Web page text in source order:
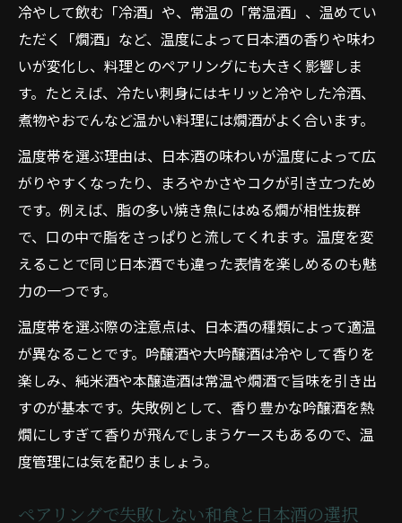
冷やして飲む「冷酒」や、常温の「常温酒」、温めてい
ただく「燗酒」など、温度によって日本酒の香りや味わ
いが変化し、料理とのペアリングにも大きく影響しま
す。たとえば、冷たい刺身にはキリッと冷やした冷酒、
煮物やおでんなど温かい料理には燗酒がよく合います。
温度帯を選ぶ理由は、日本酒の味わいが温度によって広
がりやすくなったり、まろやかさやコクが引き立つため
です。例えば、脂の多い焼き魚にはぬる燗が相性抜群
で、口の中で脂をさっぱりと流してくれます。温度を変
えることで同じ日本酒でも違った表情を楽しめるのも魅
力の一つです。
温度帯を選ぶ際の注意点は、日本酒の種類によって適温
が異なることです。吟醸酒や大吟醸酒は冷やして香りを
楽しみ、純米酒や本醸造酒は常温や燗酒で旨味を引き出
すのが基本です。失敗例として、香り豊かな吟醸酒を熱
燗にしすぎて香りが飛んでしまうケースもあるので、温
度管理には気を配りましょう。
ペアリングで失敗しない和食と日本酒の選択